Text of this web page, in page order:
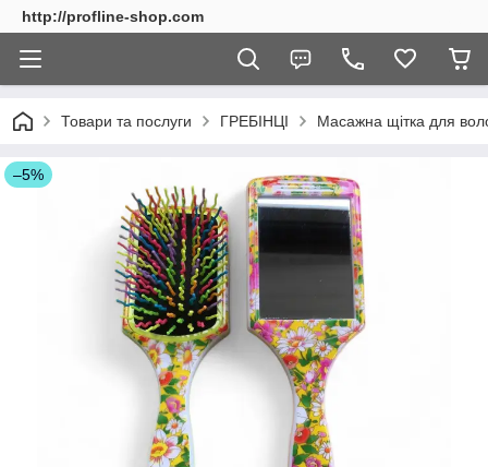
http://profline-shop.com
Товари та послуги ГРЕБІНЦІ Масажна щітка для
–5%